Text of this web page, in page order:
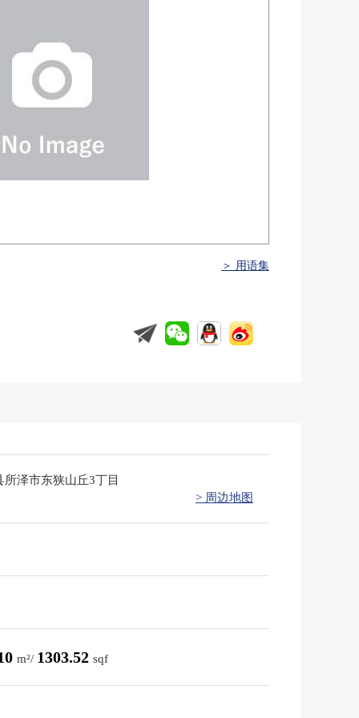
＞ 用语集
所泽市东狭山丘3丁目
> 周边地图
m²/ 1303.52 sqf